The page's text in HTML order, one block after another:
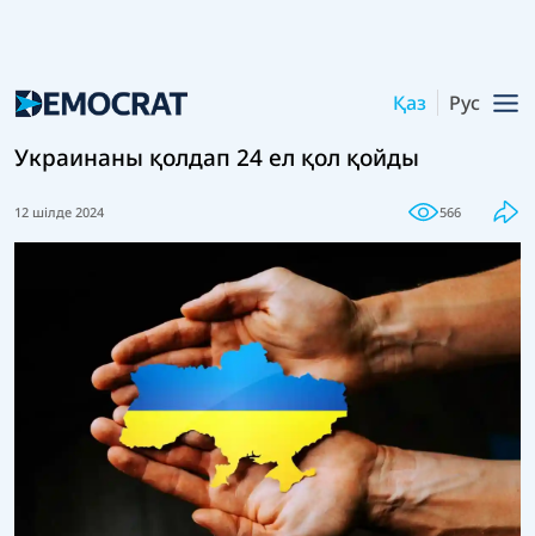
Қаз Рус
Украинаны қолдап 24 ел қол қойды
12 шілде 2024 566